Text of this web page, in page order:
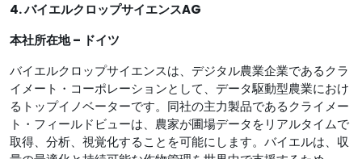
4. バイエルクロップサイエンスAG
本社所在地 – ドイツ
バイエルクロップサイエンスは、デジタル農業企業であるクラ
イメート・コーポレーションとして、データ駆動型農業におけ
るトップイノベーターです。同社の主力製品であるクライメー
ト・フィールドビューは、農家が圃場データをリアルタイムで
取得、分析、視覚化することを可能にします。バイエルは、収